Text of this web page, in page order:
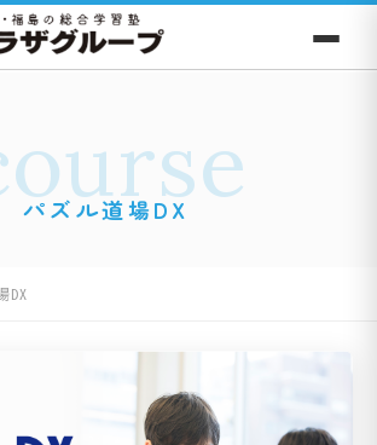
パズル道場DX
DX